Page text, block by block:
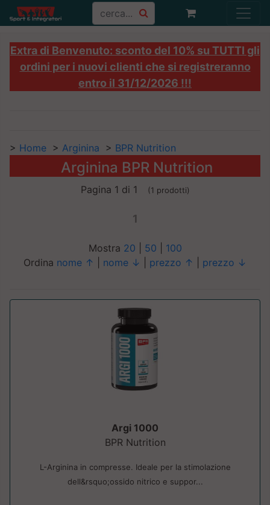
Extra di Benvenuto: sconto del 10% su TUTTI gli
ordini per i nuovi clienti che si registreranno
entro il 31/12/2026 !!!
> Home > Arginina > BPR Nutrition
Arginina BPR Nutrition
Pagina 1 di 1 (1 prodotti)
1
Mostra 20 50
100
Ordina nome ↑ nome ↓ prezzo ↑ prezzo ↓
Argi 1000
BPR Nutrition
L-Arginina in compresse. Ideale per la stimolazione
dell&rsquo;ossido nitrico e suppor...